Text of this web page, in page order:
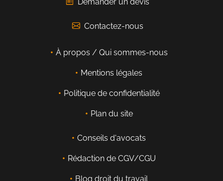
Contactez-nous
À propos / Qui sommes-nous
Mentions légales
Politique de confidentialité
Plan du site
Conseils d'avocats
Rédaction de CGV/CGU
Blog droit du travail